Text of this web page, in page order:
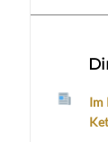
Im